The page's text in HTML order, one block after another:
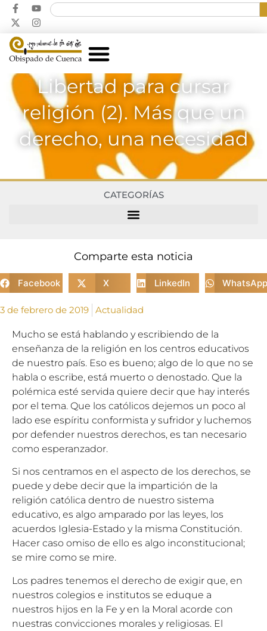
Libertad para cursar
religión (2). Más que un
derecho, una necesidad
CATEGORÍAS
Comparte esta noticia
Facebook X LinkedIn WhatsApp
3 de febrero de 2019 Actualidad
Mucho se está hablando y escribiendo de la
enseñanza de la religión en los centros educativos
de nuestro país. Eso es bueno; algo de lo que no se
habla o escribe, está muerto o denostado. Que la
polémica esté servida quiere decir que hay interés
por el tema. Que los católicos dejemos un poco al
lado ese espíritu conformista y sufridor y luchemos
por defender nuestros derechos, es tan necesario
como esperanzador.
Si nos centramos en el aspecto de los derechos, se
puede y debe decir que la impartición de la
religión católica dentro de nuestro sistema
educativo, es algo amparado por las leyes, los
acuerdos Iglesia-Estado y la misma Constitución.
Hacer caso omiso de ello es algo inconstitucional;
se mire como se mire.
Los padres tenemos el derecho de exigir que, en
nuestros colegios e institutos se eduque a
nuestros hijos en la Fe y en la Moral acorde con
nuestras convicciones morales y religiosas. El